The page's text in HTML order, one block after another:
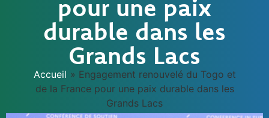
pour une paix
durable dans les
Grands Lacs
Accueil » Engagement renouvelé du Togo et
de la France pour une paix durable dans les
Grands Lacs